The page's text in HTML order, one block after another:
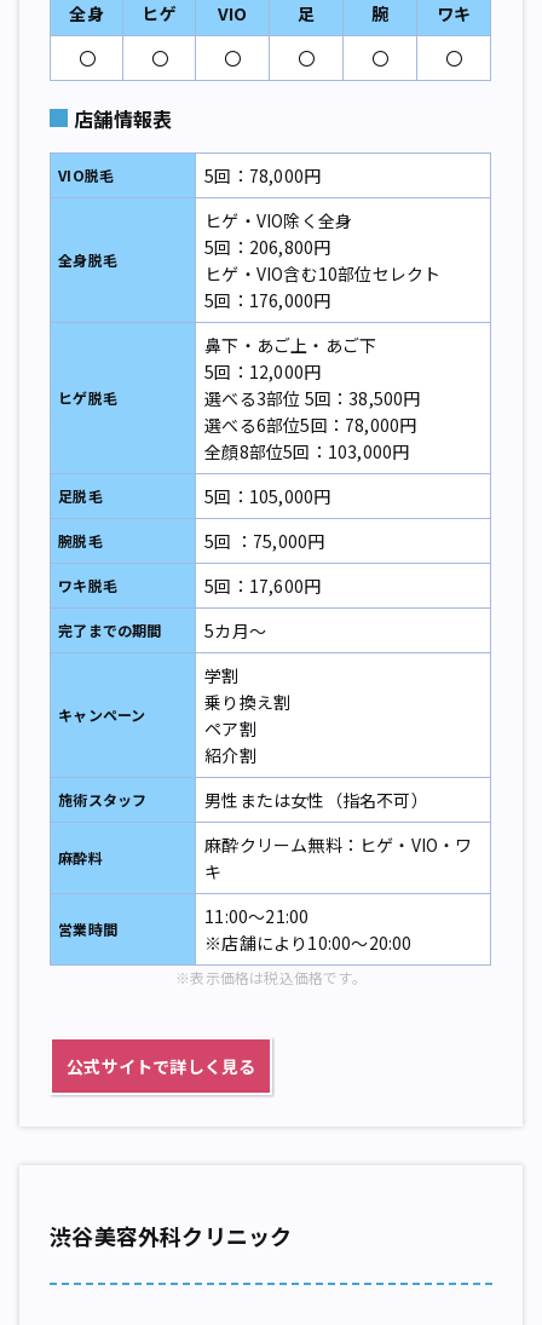
全身 ヒゲ VIO 足 腕
ワキ
〇
〇 〇 〇 〇 〇
店舗情報表
VIO脱毛 5回：78,000円
全身脱毛
ヒゲ・VIO除く全身
5回：206,800円
ヒゲ・VIO含む10部位セレクト
5回：176,000円
ヒゲ脱毛
鼻下・あご上・あご下
5回：12,000円
選べる3部位 5回：38,500円
選べる6部位5回：78,000円
全顔8部位5回：103,000円
足脱毛 5回：105,000円
腕脱毛 5回 ：75,000円
ワキ脱毛 5回：17,600円
完了までの期間 5カ月～
キャンペーン
学割
乗り換え割
ペア割
紹介割
施術スタッフ 男性または女性（指名不可）
麻酔料
麻酔クリーム無料：ヒゲ・VIO・ワ
キ
営業時間
11:00～21:00
※店舗により10:00～20:00
※表示価格は税込価格です。
公式サイトで詳しく見る
渋谷美容外科クリニック